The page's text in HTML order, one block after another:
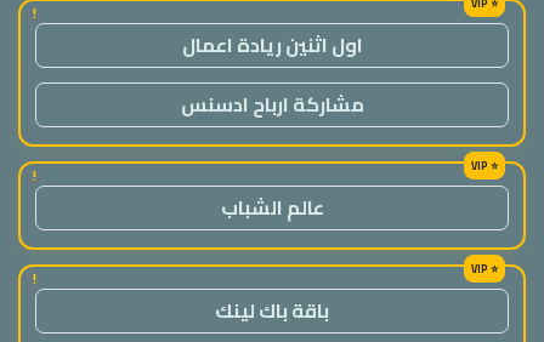
!
اول اثنين ريادة اعمال
مشاركة ارباح ادسنس
!
عالم الشباب
!
باقة باك لينك